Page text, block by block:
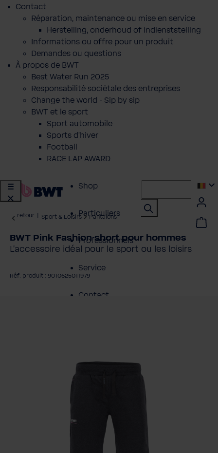
Contact
Réparation, maintenance ou mise en service
Herstelling, onderhoud of indienststelling
Informations ou offre pour un produit
Demandes ou questions
À propos de BWT
Best Water Run 2025
Responsabilité sociétale des entreprises
Change the world - Sip by sip
BWT et le sport
Sport automobile
Sports d'hiver
Football
RACE LAP AWARD
Shop
Particuliers
Professionnels
Service
Contact
retour Sport & Loisirs Pantalons
BWT Pink Fashion short pour hommes
L’accessoire idéal pour le sport ou les loisirs
Réf. produit : 9010625011979